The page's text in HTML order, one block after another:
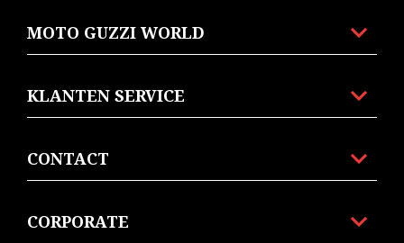
MOTO GUZZI WORLD
KLANTEN SERVICE
CONTACT
CORPORATE